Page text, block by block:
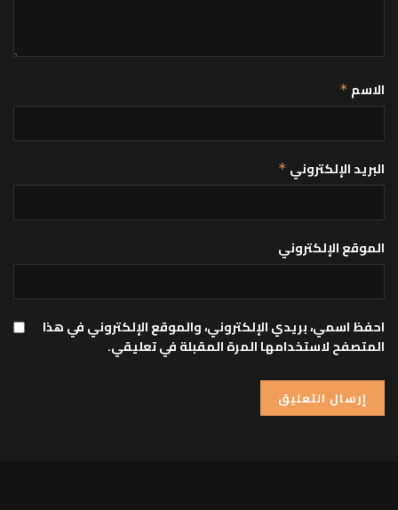
الاسم *
البريد الإلكتروني *
الموقع الإلكتروني
احفظ اسمي، بريدي الإلكتروني، والموقع الإلكتروني في هذا
المتصفح لاستخدامها المرة المقبلة في تعليقي.